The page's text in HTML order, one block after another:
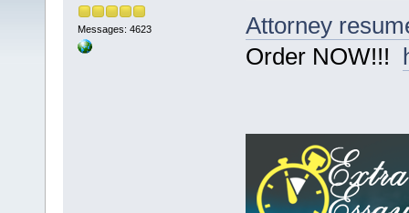
Messages: 4623
Attorney
Order NOW!!!